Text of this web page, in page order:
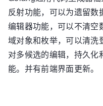
反射功能，可以为遗留
编辑器功能，可以不清空
域对象和枚举，可以清洗
对多候选的编辑，持久
能。并有前端界面更新。